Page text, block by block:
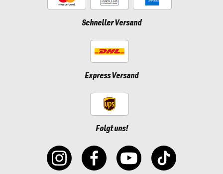
Schneller Versand
Express Versand
Folgt uns!